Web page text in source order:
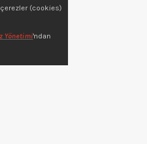
(cookies)
Yönetimi'ndan